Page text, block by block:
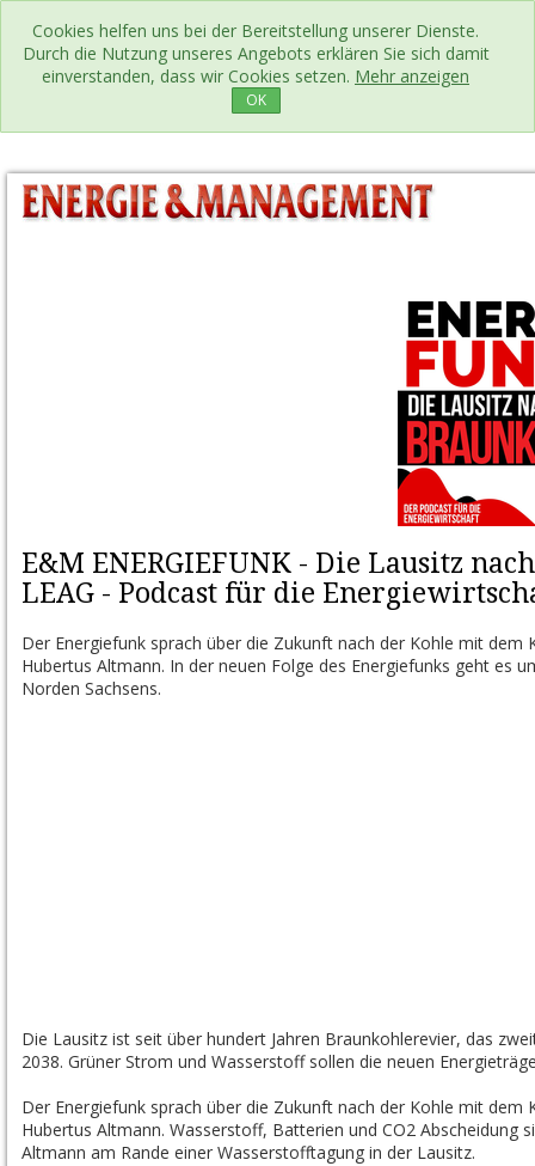
Cookies helfen uns bei der Bereitstellung unserer Dienste.
Durch die Nutzung unseres Angebots erklären Sie sich damit
einverstanden, dass wir Cookies setzen. Mehr anzeigen
OK
E&M ENERGIEFUNK - Die Lausitz
LEAG - Podcast für die
Der Energiefunk sprach über die Zukunft nach der Kohle mit
Hubertus Altmann. In der neuen Folge des Energiefunks geht es
Norden Sachsens.
Die Lausitz ist seit über hundert Jahren Braunkohlerevier, das
2038. Grüner Strom und Wasserstoff sollen die neuen
Der Energiefunk sprach über die Zukunft nach der Kohle mit
Hubertus Altmann. Wasserstoff, Batterien und CO2 Abscheidung
Altmann am Rande einer Wasserstofftagung in der Lausitz.